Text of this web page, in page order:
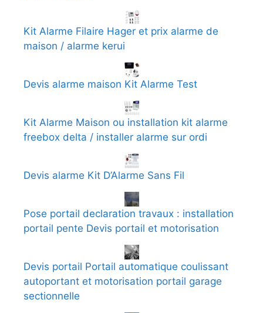
Kit Alarme Filaire Hager et prix alarme de
maison / alarme kerui
Devis alarme maison Kit Alarme Test
Kit Alarme Maison ou installation kit alarme
freebox delta / installer alarme sur ordi
Devis alarme Kit D’Alarme Sans Fil
Pose portail declaration travaux : installation
portail pente Devis portail et motorisation
Devis portail Portail automatique coulissant
autoportant et motorisation portail garage
sectionnelle